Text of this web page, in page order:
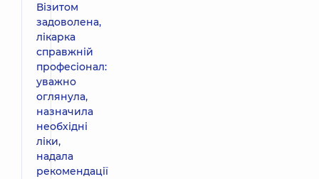
Візитом
задоволена,
лікарка
справжній
професіонал:
уважно
оглянула,
назначила
необхідні
ліки,
надала
рекомендації